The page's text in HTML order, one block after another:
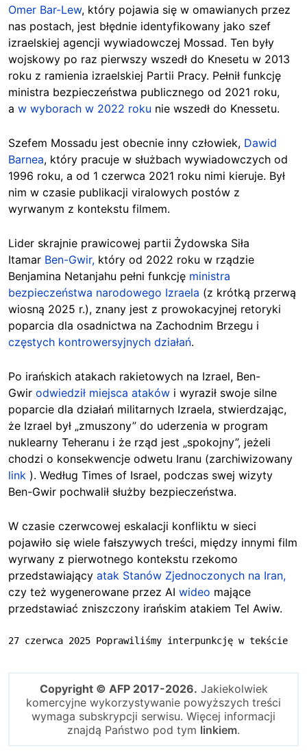
Omer Bar-Lew, który pojawia się w omawianych przez
nas postach, jest błędnie identyfikowany jako szef
izraelskiej agencji wywiadowczej Mossad. Ten były
wojskowy po raz pierwszy wszedł do Knesetu w 2013
roku z ramienia izraelskiej Partii Pracy. Pełnił funkcję
ministra bezpieczeństwa publicznego od 2021 roku,
a w wyborach w 2022 roku nie wszedł do Knessetu.
Szefem Mossadu jest obecnie inny człowiek, Dawid
Barnea, który pracuje w służbach wywiadowczych od
1996 roku, a od 1 czerwca 2021 roku nimi kieruje. Był
nim w czasie publikacji viralowych postów z
wyrwanym z kontekstu filmem.
Lider skrajnie prawicowej partii Żydowska Siła
Itamar Ben-Gwir, który od 2022 roku w rządzie
Benjamina Netanjahu pełni funkcję ministra
bezpieczeństwa narodowego Izraela (z krótką przerwą
wiosną 2025 r.), znany jest z prowokacyjnej retoryki
poparcia dla osadnictwa na Zachodnim Brzegu i
częstych kontrowersyjnych działań.
Po irańskich atakach rakietowych na Izrael, Ben-
Gwir odwiedził miejsca ataków i wyraził swoje silne
poparcie dla działań militarnych Izraela, stwierdzając,
że Izrael był „zmuszony” do uderzenia w program
nuklearny Teheranu i że rząd jest „spokojny”, jeżeli
chodzi o konsekwencje odwetu Iranu (zarchiwizowany
link ). Według Times of Israel, podczas swej wizyty
Ben-Gwir pochwalił służby bezpieczeństwa.
W czasie czerwcowej eskalacji konfliktu w sieci
pojawiło się wiele fałszywych treści, między innymi film
wyrwany z pierwotnego kontekstu rzekomo
przedstawiający atak Stanów Zjednoczonych na Iran,
czy też wygenerowane przez AI wideo mające
przedstawiać zniszczony irańskim atakiem Tel Awiw.
27 czerwca 2025 Poprawiliśmy interpunkcję w tekście
Copyright © AFP 2017-2026. Jakiekolwiek
komercyjne wykorzystywanie powyższych treści
wymaga subskrypcji serwisu. Więcej informacji
znajdą Państwo pod tym linkiem.